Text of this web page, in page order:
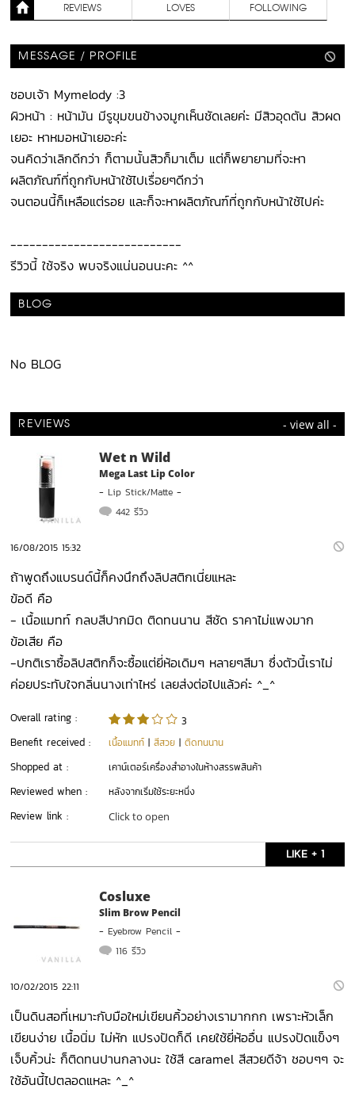
REVIEWS LOVES FOLLOWING
MESSAGE / PROFILE
ชอบเจ้า Mymelody :3
ผิวหน้า : หน้ามัน มีรูขุมขนข้างจมูกเห็นชัดเลยค่ะ มีสิวอุดตัน สิวผด
เยอะ หาหมอหน้าเยอะค่ะ
จนคิดว่าเลิกดีกว่า ก็ตามนั้นสิวก็มาเต็ม แต่ก็พยายามที่จะหา
ผลิตภัณฑ์ที่ถูกกับหน้าใช้ไปเรื่อยๆดีกว่า
จนตอนนี้ก็เหลือแต่รอย และก็จะหาผลิตภัณฑ์ที่ถูกกับหน้าใช้ไปค่ะ
---------------------------
รีวิวนี้ ใช้จริง พบจริงแน่นอนนะคะ ^^
BLOG
No BLOG
REVIEWS - view all -
Wet n Wild
Mega Last Lip Color
-Lip Stick/Matte -
442 รีวิว
16/08/2015 15:32
ถ้าพูดถึงแบรนด์นี้ก็คงนึกถึงลิปสติกเนี่ยแหละ
ข้อดี คือ
- เนื้อแมทท์ กลบสีปากมิด ติดทนนาน สีชัด ราคาไม่แพงมาก
ข้อเสีย คือ
-ปกติเราซื้อลิปสติกก็จะซื้อแต่ยี่ห้อเดิมๆ หลายๆสีมา ซึ่งตัวนี้เราไม่
ค่อยประทับใจกลิ่นนางเท่าไหร่ เลยส่งต่อไปแล้วค่ะ ^_^
Overall rating :
3
Benefit received :
เนื้อแมทท์ |สีสวย |ติดทนนาน
Shopped at : เคาน์เตอร์เครื่องสำอางในห้างสรรพสินค้า
Reviewed when : หลังจากเริ่มใช้ระยะหนึ่ง
Review link : Click to open
LIKE + 1
Cosluxe
Slim Brow Pencil
-Eyebrow Pencil -
116 รีวิว
10/02/2015 22:11
เป็นดินสอที่เหมาะกับมือใหม่เขียนคิ้วอย่างเรามากกก เพราะหัวเล็ก
เขียนง่าย เนื้อนิ่ม ไม่หัก แปรงปัดก็ดี เคยใช้ยี่ห้ออื่น แปรงปัดแข็งๆ
เจ็บคิ้วน่ะ ก็ติดทนปานกลางนะ ใช้สี caramel สีสวยดีจ้า ชอบๆๆ จะ
ใช้อันนี้ไปตลอดแหละ ^_^